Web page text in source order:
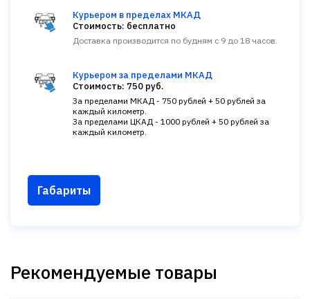
Курьером в пределах МКАД
Стоимость: бесплатно
Доставка производится по будням с 9 до 18 часов.
Курьером за пределами МКАД
Стоимость: 750 руб.
За пределами МКАД - 750 рублей + 50 рублей за
каждый километр.
За пределами ЦКАД - 1000 рублей + 50 рублей за
каждый километр.
Габариты
Рекомендуемые товары